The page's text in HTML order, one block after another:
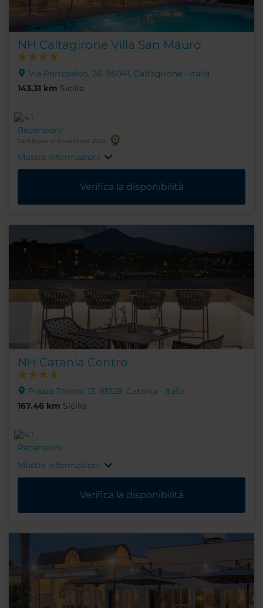
NH Caltagirone Villa San Mauro
Via Portosalvo, 26, 95041, Caltagirone - Italia
143.31 km Sicilia
Recensioni
Certificato di Eccellenza 2025
Mostra informazioni
Verifica la disponibilità
NH Catania Centro
Piazza Trento, 13, 95129, Catania - Italia
167.46 km Sicilia
Recensioni
Mostra informazioni
Verifica la disponibilità